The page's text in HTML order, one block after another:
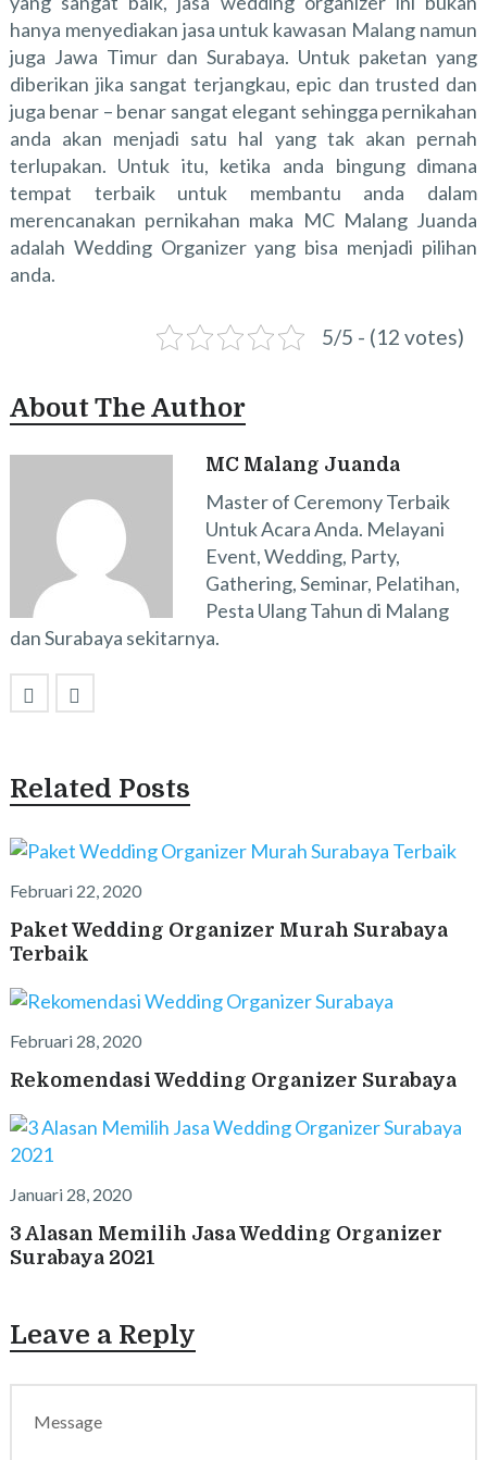
hanya menyediakan jasa untuk kawasan Malang namun
juga Jawa Timur dan Surabaya. Untuk paketan yang
diberikan jika sangat terjangkau, epic dan trusted dan
juga benar – benar sangat elegant sehingga pernikahan
anda akan menjadi satu hal yang tak akan pernah
terlupakan. Untuk itu, ketika anda bingung dimana
tempat terbaik untuk membantu anda dalam
merencanakan pernikahan maka MC Malang Juanda
adalah Wedding Organizer yang bisa menjadi pilihan
anda.
5/5 - (12 votes)
About The Author
MC Malang Juanda
Master of Ceremony Terbaik
Untuk Acara Anda. Melayani
Event, Wedding, Party,
Gathering, Seminar, Pelatihan,
Pesta Ulang Tahun di Malang
dan Surabaya sekitarnya.
Related Posts
Februari 22, 2020
Paket Wedding Organizer Murah Surabaya
Terbaik
Februari 28, 2020
Rekomendasi Wedding Organizer Surabaya
Januari 28, 2020
3 Alasan Memilih Jasa Wedding Organizer
Surabaya 2021
Leave a Reply